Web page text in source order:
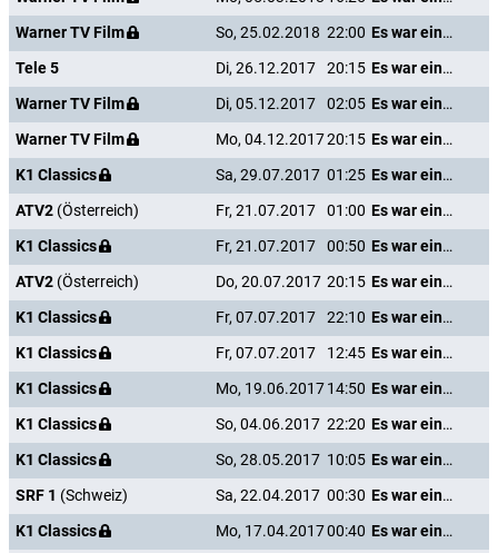
Warner TV Film
So, 25.02.2018 22:00
Es war einmal in Amerika
Tele 5
Di, 26.12.2017 20:15
Es war einmal in Amerika
Warner TV Film
Di, 05.12.2017 02:05
Es war einmal in Amerika
Warner TV Film
Mo, 04.12.201720:15
Es war einmal in Amerika
K1 Classics
Sa, 29.07.2017 01:25
Es war einmal in Amerika
ATV2 (Österreich) Fr, 21.07.2017 01:00
Es war einmal in Amerika
K1 Classics
Fr, 21.07.2017 00:50
Es war einmal in Amerika
ATV2 (Österreich) Do, 20.07.2017 20:15
Es war einmal in Amerika
K1 Classics
Fr, 07.07.2017 22:10
Es war einmal in Amerika
K1 Classics
Fr, 07.07.2017 12:45
Es war einmal in Amerika
K1 Classics
Mo, 19.06.201714:50
Es war einmal in Amerika
K1 Classics
So, 04.06.2017 22:20
Es war einmal in Amerika
K1 Classics
So, 28.05.2017 10:05
Es war einmal in Amerika
SRF 1 (Schweiz) Sa, 22.04.2017 00:30
Es war einmal in Amerika
K1 Classics
Mo, 17.04.201700:40
Es war einmal in Amerika